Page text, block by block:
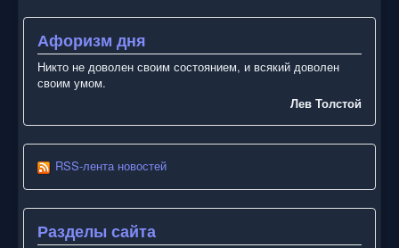
Афоризм дня
Никто не доволен своим состоянием, и всякий доволен
своим умом.
Лев Толстой
RSS-лента новостей
Разделы сайта